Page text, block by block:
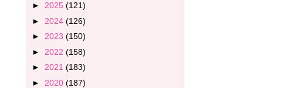
► 2025 (121)
► 2024 (126)
► 2023 (150)
► 2022 (158)
► 2021 (183)
► 2020 (187)